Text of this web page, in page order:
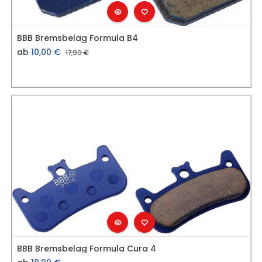
BBB Bremsbelag Formula B4
ab 10,00 € 17,90€
BBB Bremsbelag Formula Cura 4